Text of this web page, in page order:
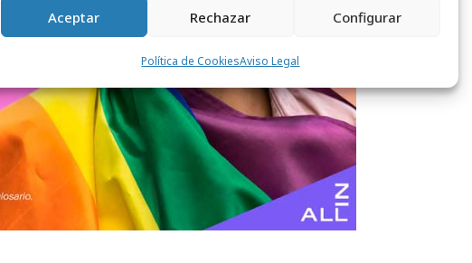
Aceptar Rechazar Configurar
Política de CookiesAviso Legal